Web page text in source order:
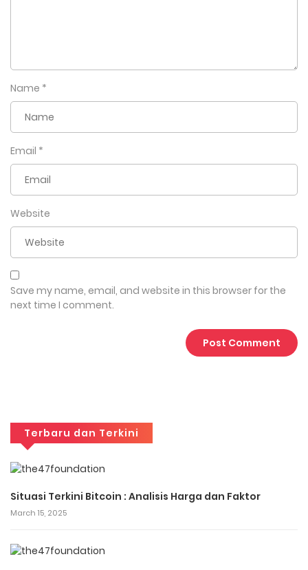
Name *
Email *
Website
Save my name, email, and website in this browser for the
next time I comment.
Terbaru dan Terkini
Situasi Terkini Bitcoin : Analisis Harga dan Faktor
March 15, 2025